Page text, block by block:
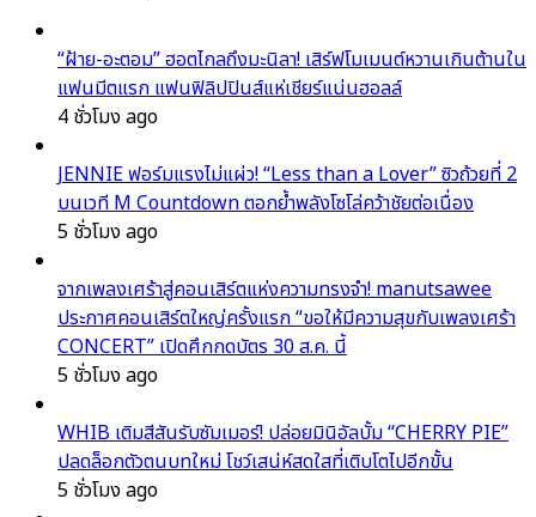
“ฝ้าย-อะตอม” ฮอตไกลถึงมะนิลา! เสิร์ฟโมเมนต์หวานเกินต้านใน
แฟนมีตแรก แฟนฟิลิปปินส์แห่เชียร์แน่นฮอลล์
4 ชั่วโมง ago
JENNIE ฟอร์มแรงไม่แผ่ว! “Less than a Lover” ซิวถ้วยที่ 2
บนเวที M Countdown ตอกย้ำพลังโซโล่คว้าชัยต่อเนื่อง
5 ชั่วโมง ago
จากเพลงเศร้าสู่คอนเสิร์ตแห่งความทรงจำ! manutsawee
ประกาศคอนเสิร์ตใหญ่ครั้งแรก “ขอให้มีความสุขกับเพลงเศร้า
CONCERT” เปิดศึกกดบัตร 30 ส.ค. นี้
5 ชั่วโมง ago
WHIB เติมสีสันรับซัมเมอร์! ปล่อยมินิอัลบั้ม “CHERRY PIE”
ปลดล็อกตัวตนบทใหม่ โชว์เสน่ห์สดใสที่เติบโตไปอีกขั้น
5 ชั่วโมง ago